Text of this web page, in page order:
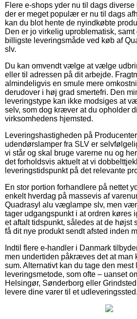
Flere e-shops yder nu til dags
der er meget populær er nu til dags
kan du blot hente de nyindkøbte
Den er jo virkelig uproblematisk,
billigste leveringsmåde ved køb af
slv.
Du kan omvendt vælge at vælge
eller til adressen på dit arbejde.
almindeligvis en smule mere
derudover i høj grad smertefri. Den
leveringstype kan ikke modsiges at
selv, som dog kræver at du opholder
virksomhedens hjemsted.
Leveringshastigheden på
udendørslamper fra SLV er
vi står og skal bruge varerne nu og
det forholdsvis aktuelt at vi
leveringstidspunkt på det relevante
En stor portion forhandlere på nettet
enkelt hverdag på massevis af
Quadrasyl alu væglampe slv, men
tager udgangspunkt i at ordren køres
et aftalt tidspunkt, således at de højst
få dit nye produkt sendt afsted inden
Indtil flere e-handler i Danmark
men undertiden påkræves det at man
sum. Alternativt kan du tage den mest
leveringsmetode, som ofte – uanset
Helsingør, Sønderborg eller
levere dine varer til et udleveringssted.